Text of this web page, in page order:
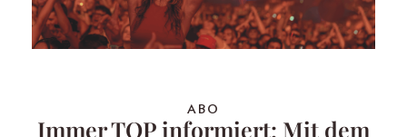
ABO
Immer TOP informiert: Mit dem